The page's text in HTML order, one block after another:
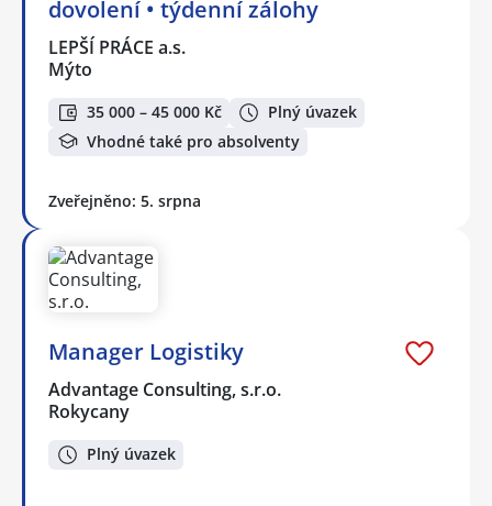
dovolení • týdenní zálohy
LEPŠÍ PRÁCE a.s.
Mýto
35 000 – 45 000 Kč
Plný úvazek
Vhodné také pro absolventy
Zveřejněno: 5. srpna
Manager Logistiky
Advantage Consulting, s.r.o.
Rokycany
Plný úvazek